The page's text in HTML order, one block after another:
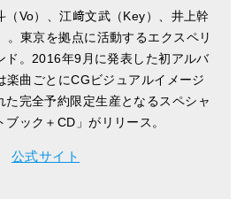
（Vo）、江﨑文武（Key）、井上幹
。東京を拠点に活動するエクスペリ
ド。2016年9月に発表した初アルバ
楽曲ごとにCGビジュアルイメージ
た完全予約限定生産となるスペシャ
ック＋CD」がリリース。
公式サイト